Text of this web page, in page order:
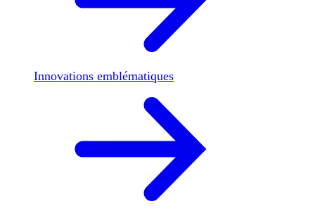
Innovations emblématiques